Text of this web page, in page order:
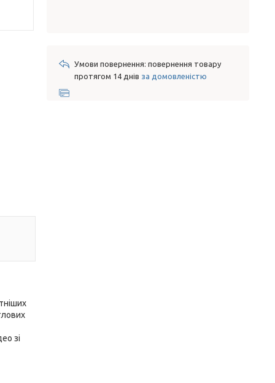
зі
повернення товару
протягом 14 днів за домовленістю